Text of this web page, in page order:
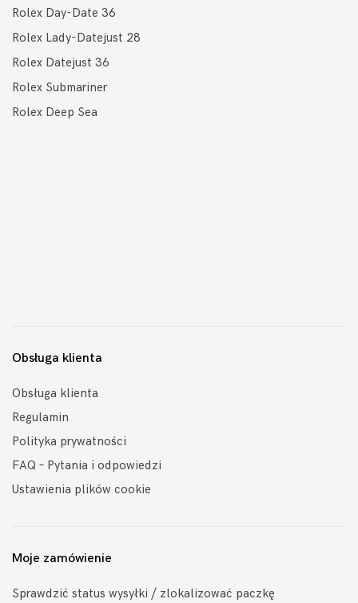
Rolex Day-Date 36
Rolex Lady-Datejust 28
Rolex Datejust 36
Rolex Submariner
Rolex Deep Sea
Obsługa klienta
Obsługa klienta
Regulamin
Polityka prywatności
FAQ – Pytania i odpowiedzi
Ustawienia plików cookie
Moje zamówienie
Sprawdzić status wysyłki / zlokalizować paczkę